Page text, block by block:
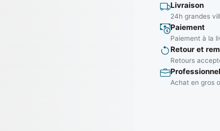
Livraison
24h grandes
Paiement
Paiement à la
Retour et
Retours
Achat en gros